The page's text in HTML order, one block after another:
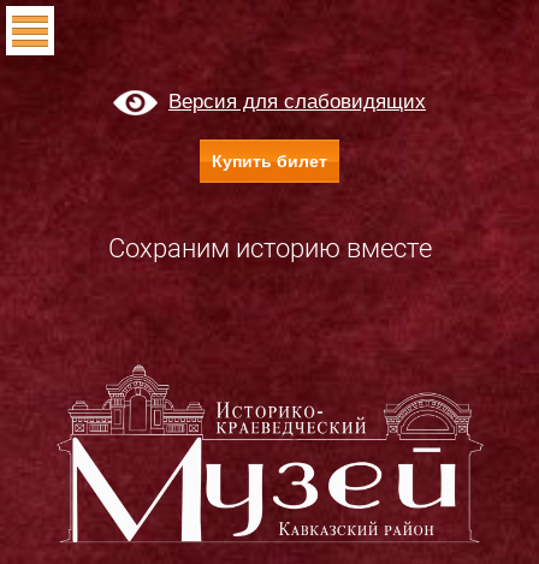
Версия для слабовидящих
Купить билет
Сохраним историю вместе